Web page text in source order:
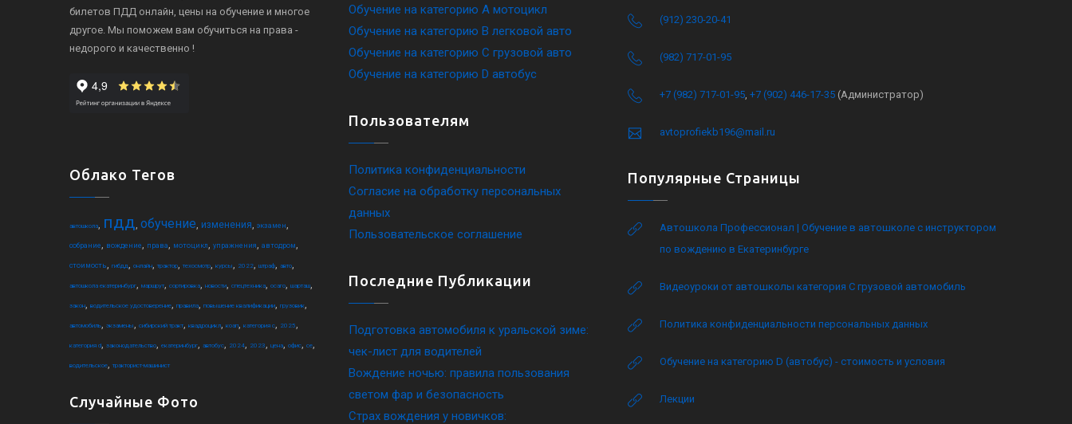
билетов ПДД онлайн, цены на обучение и многое
другое. Мы поможем вам обучиться на права -
недорого и качественно !
Облако Тегов
автошкола, пдд, обучение, изменения, экзамен,
собрание, вождение, права, мотоцикл, упражнения, автодром,
стоимость, гибдд, онлайн, трактор, техосмотр, курсы, 2022, штраф, авто,
автошкола екатеринбург, маршрут, сортировка, новости, спецтехника, осаго, шарташ,
закон, водительское удостоверение, правила, повышение квалификации, грузовик,
автомобиль, экзамены, сибирский тракт, квадроцикл, коап, категория c, 2025,
категория d, законодательство, екатеринбург, автобус, 2024, 2023, цена, офис, ce,
водительское, тракторист-машинист
Случайные Фото
Обучение на категорию A мотоцикл
Обучение на категорию B легковой авто
Обучение на категорию C грузовой авто
Обучение на категорию D автобус
Пользователям
Политика конфиденциальности
Согласие на обработку персональных
данных
Пользовательское соглашение
Последние Публикации
Подготовка автомобиля к уральской зиме:
чек-лист для водителей
Вождение ночью: правила пользования
светом фар и безопасность
Страх вождения у новичков:
(912) 230-20-41
(982) 717-01-95
+7 (982) 717-01-95, +7 (902) 446-17-35 (Администратор)
avtoprofiekb196@mail.ru
Популярные Страницы
Автошкола Профессионал | Обучение в автошколе с инструктором
по вождению в Екатеринбурге
Видеоуроки от автошколы категория C грузовой автомобиль
Политика конфиденциальности персональных данных
Обучение на категорию D (автобус) - стоимость и условия
Лекции